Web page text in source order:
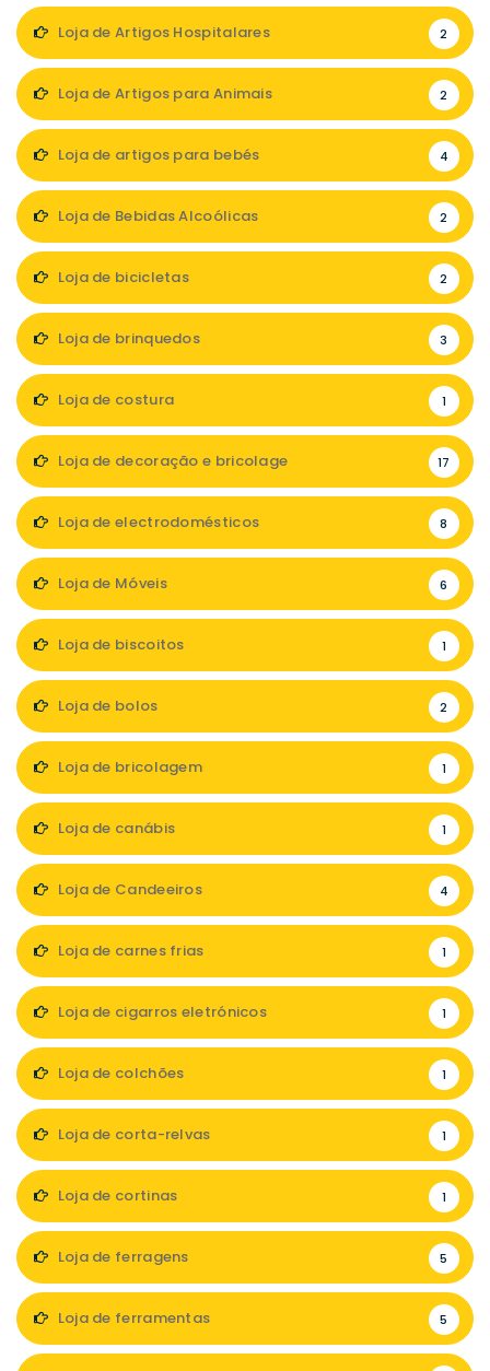
Loja de Artigos Hospitalares 2
Loja de Artigos para Animais 2
Loja de artigos para bebés 4
Loja de Bebidas Alcoólicas 2
Loja de bicicletas 2
Loja de brinquedos 3
Loja de costura 1
Loja de decoração e bricolage 17
Loja de electrodomésticos 8
Loja de Móveis 6
Loja de biscoitos 1
Loja de bolos 2
Loja de bricolagem 1
Loja de canábis 1
Loja de Candeeiros 4
Loja de carnes frias 1
Loja de cigarros eletrónicos 1
Loja de colchões 1
Loja de corta-relvas 1
Loja de cortinas 1
Loja de ferragens 5
Loja de ferramentas 5